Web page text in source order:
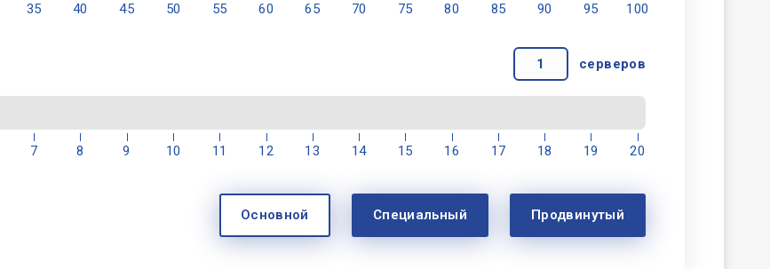
35 40 45 50 55 60 65 70 75 80 85 90 95 100
серверов
7 8 9 10 11 12 13 14 15 16 17 18 19 20
Основной Специальный Продвинутый